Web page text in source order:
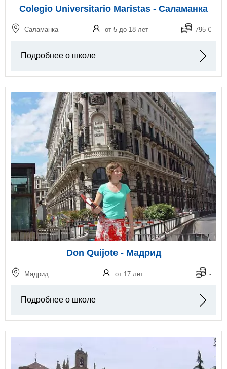
Colegio Universitario Maristas - Саламанка
Саламанка от 5 до 18 лет 795 €
Подробнее о школе
Don Quijote - Мадрид
Мадрид от 17 лет -
Подробнее о школе